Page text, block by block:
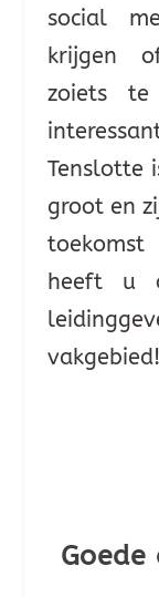
social
krijgen
zoiets
Tenslotte
groot en
heeft u